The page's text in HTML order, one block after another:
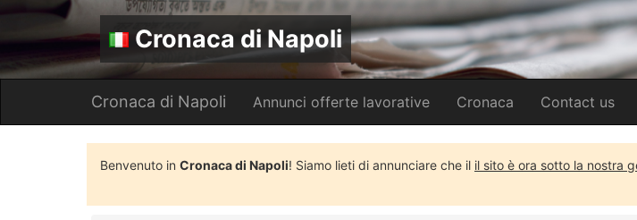
Cronaca di Napoli
Cronaca di Napoli Annunci offerte lavorative Cronaca Contact us
Benvenuto in Cronaca di Napoli! Siamo lieti di annunciare che il il sito è ora sotto la nostra